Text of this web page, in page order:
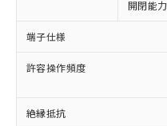
開閉能
端子仕様
許容操作頻度
絶縁抵抗
※1 対応状況
対応済み：EU
非含有に対応した
す。